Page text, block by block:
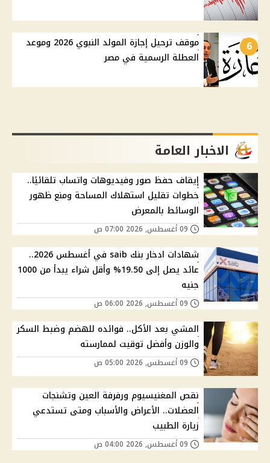
6
موقف ترحيل إجازة المولد النبوي 2026 وموعد
العطلة الرسمية في مصر
الاخبار العامة
إيقاف حفظ صور وفيديوهات واتساب تلقائيًا..
خطوات تقليل استهلاك المساحة ومنع ظهور
الوسائط بالمعرض
شهادات ادخار بنك saib في أغسطس 2026..
عائد يصل إلى 19.50% وأقل شراء يبدأ من 1000
جنيه
المشي بعد الأكل.. فوائده للهضم وضبط السكر
والوزن وأفضل توقيت لممارسته
نقص المغنيسيوم ورفرفة العين وتشنجات
العضلات.. الأعراض والأسباب ومتى تستدعي
زيارة الطبيب